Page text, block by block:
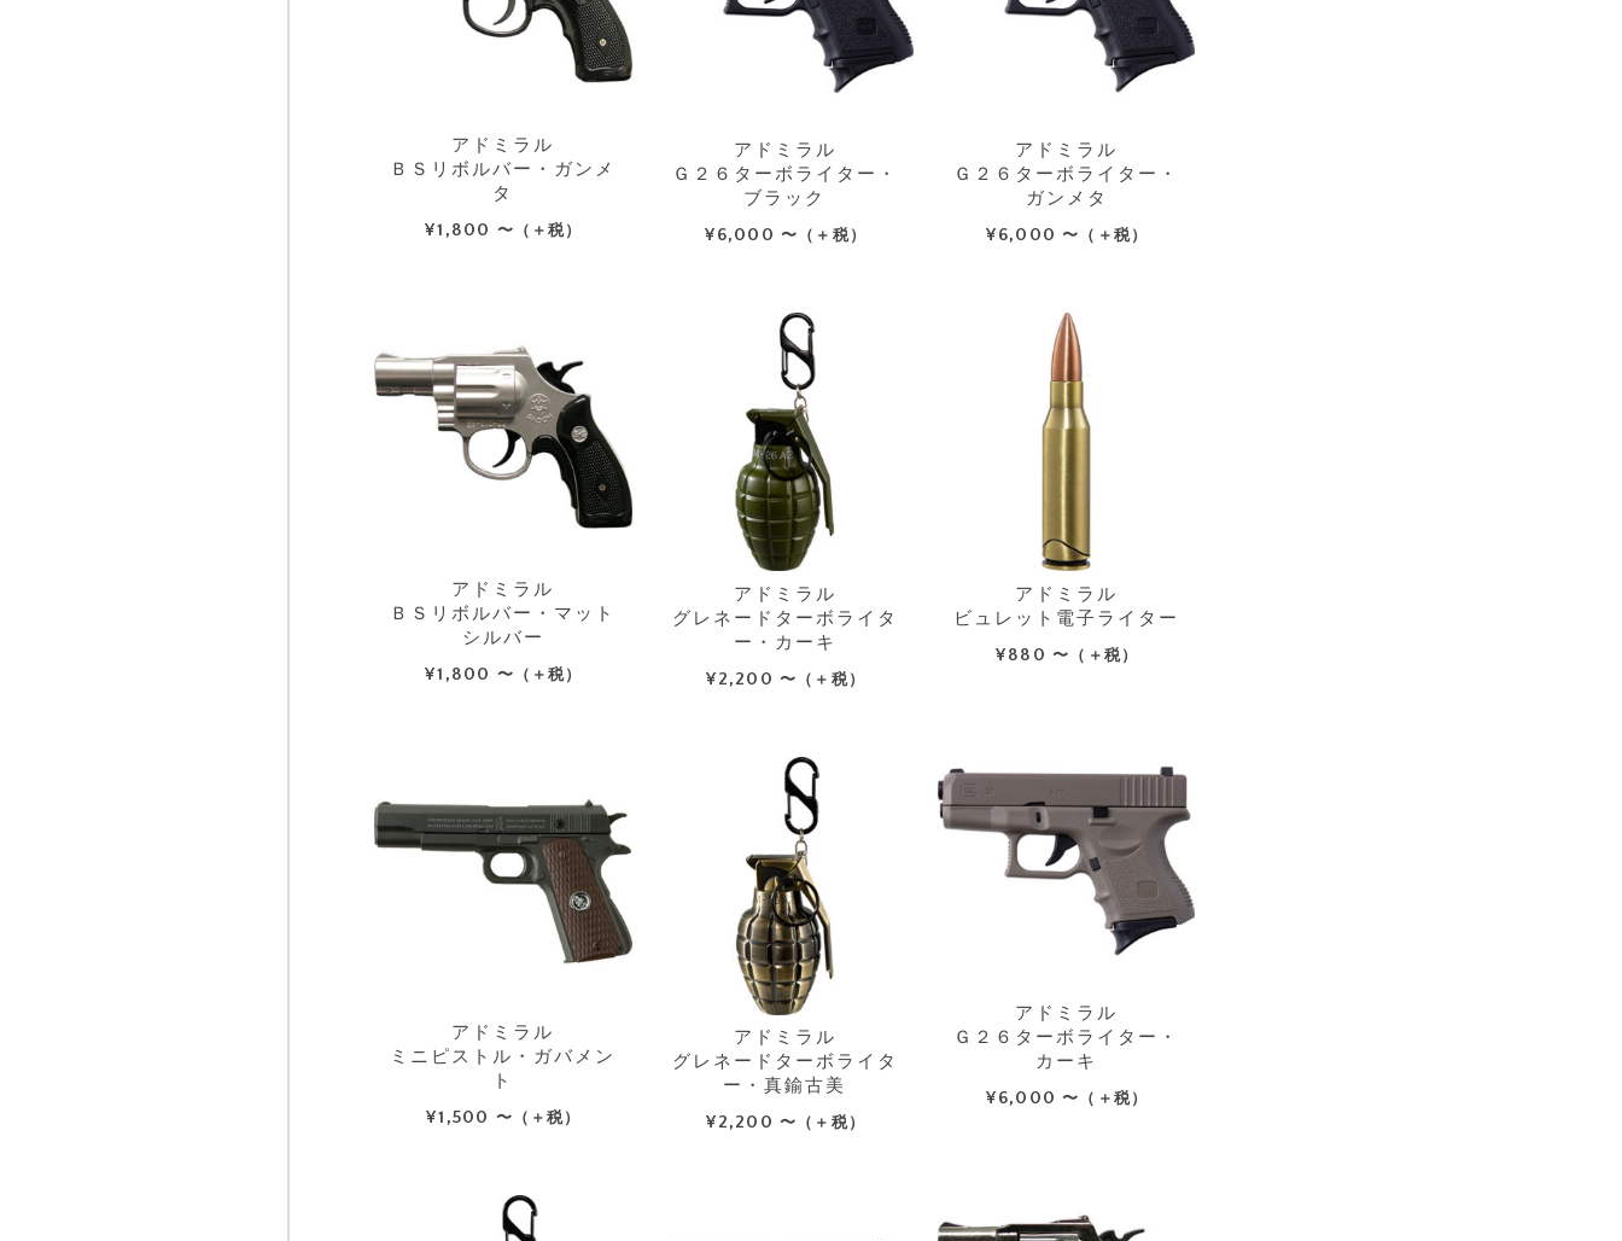
アドミラル
ＢＳリボルバー・ガンメ
タ
¥1,800 〜（＋税）
アドミラル
Ｇ２６ターボライター・
ブラック
¥6,000 〜（＋税）
アドミラル
Ｇ２６ターボライター・
ガンメタ
¥6,000 〜（＋税）
アドミラル
ＢＳリボルバー・マット
シルバー
¥1,800 〜（＋税）
アドミラル
グレネードターボライタ
ー・カーキ
¥2,200 〜（＋税）
アドミラル
ビュレット電子ライター
¥880 〜（＋税）
アドミラル
Ｇ２６ターボライター・
カーキ
¥6,000 〜（＋税）
アドミラル
ミニピストル・ガバメン
ト
¥1,500 〜（＋税）
アドミラル
グレネードターボライタ
ー・真鍮古美
¥2,200 〜（＋税）